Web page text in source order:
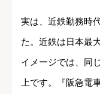
実は、近鉄勤務時
た。近鉄は日本最
イメージでは、同
上です。『阪急電